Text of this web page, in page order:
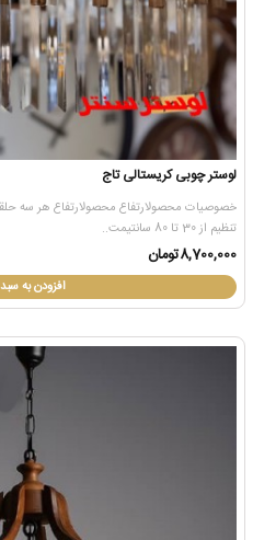
لوستر چوبی کریستالی تاج
خصوصیات محصولارتفاع محصولارتفاع هر سه
تنظیم از 30 تا 80 سانتیمت..
8,700,000تومان
افزودن به سبد